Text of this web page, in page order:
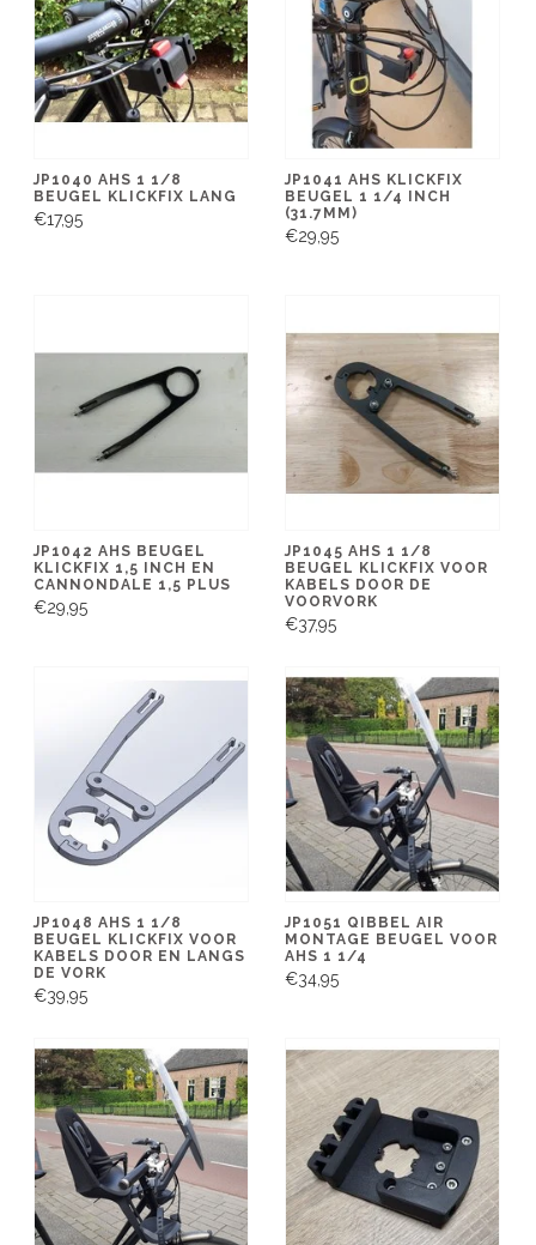
JP1040 AHS 1 1/8
BEUGEL KLICKFIX LANG
€17,95
JP1041 AHS KLICKFIX
BEUGEL 1 1/4 INCH
(31.7MM)
€29,95
JP1042 AHS BEUGEL
KLICKFIX 1,5 INCH EN
CANNONDALE 1,5 PLUS
€29,95
JP1045 AHS 1 1/8
BEUGEL KLICKFIX VOOR
KABELS DOOR DE
VOORVORK
€37,95
JP1048 AHS 1 1/8
BEUGEL KLICKFIX VOOR
KABELS DOOR EN LANGS
DE VORK
€39,95
JP1051 QIBBEL AIR
MONTAGE BEUGEL VOOR
AHS 1 1/4
€34,95